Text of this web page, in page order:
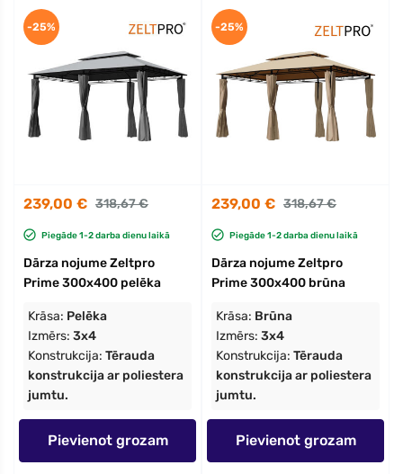
239,00 € 318,67 €
Piegāde 1-2 darba dienu laikā
Dārza nojume Zeltpro
Prime 300x400 pelēka
Krāsa: Pelēka
Izmērs: 3x4
Konstrukcija: Tērauda
konstrukcija ar poliestera
jumtu.
Pievienot grozam
-25%
239,00 € 318,67 €
Piegāde 1-2 darba dienu laikā
Dārza nojume Zeltpro
Prime 300x400 brūna
Krāsa: Brūna
Izmērs: 3x4
Konstrukcija: Tērauda
konstrukcija ar poliestera
jumtu.
Pievienot grozam
-25%